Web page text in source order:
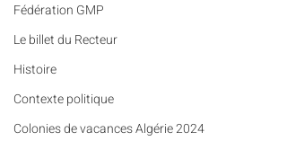
Fédération GMP
Le billet du Recteur
Histoire
Contexte politique
Colonies de vacances Algérie 2024